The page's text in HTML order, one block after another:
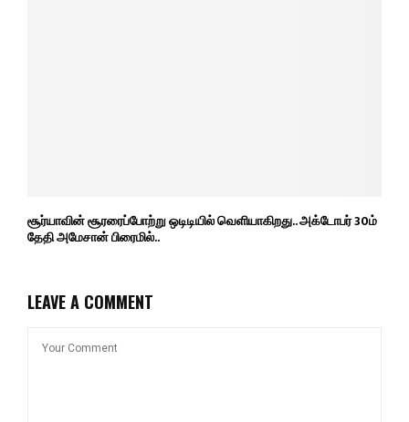
சூர்யாவின் சூரரைப்போற்று ஒடிடியில் வெளியாகிறது.. அக்டோபர் 30ம்
தேதி அமேசான் பிரைமில்..
LEAVE A COMMENT